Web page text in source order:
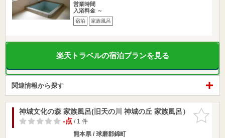
営業時間
入浴料金 ～
宿泊 家族風呂
楽天トラベルの宿泊プランを見る
関連情報から探す
お気に入
りに追加
神城文化の森 家族風呂(旧天の川 神城の丘 家族風呂）
-点/ 1 件
熊本県 / 球磨郡錦町